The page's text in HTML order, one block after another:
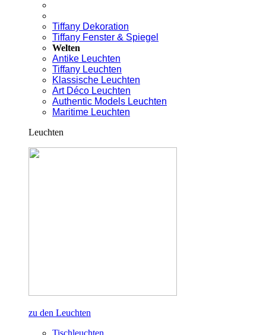
Tiffany Dekoration
Tiffany Fenster & Spiegel
Welten
Antike Leuchten
Tiffany Leuchten
Klassische Leuchten
Art Déco Leuchten
Authentic Models Leuchten
Maritime Leuchten
Leuchten
zu den Leuchten
Tischleuchten